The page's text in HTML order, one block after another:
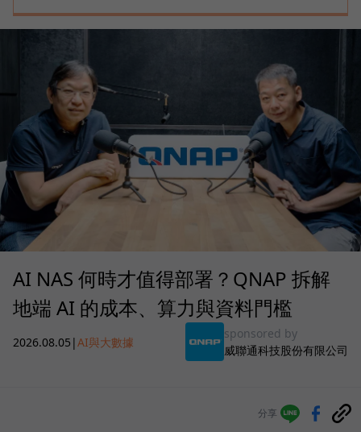
AI NAS 何時才值得部署？QNAP 拆解
地端 AI 的成本、算力與資料門檻
2026.08.05 |AI與大數據
sponsored by
威聯通科技股份有限公司
分享